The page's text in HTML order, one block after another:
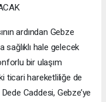
ardından Gebze
sağlıklı hale gelecek
bir ulaşım
ticari hareketliliğe de
Caddesi, Gebze’ye